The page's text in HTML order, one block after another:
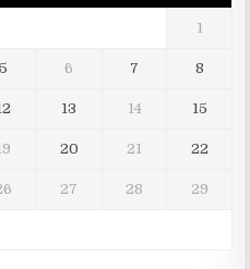
1
5 6 7 8
13 14 15
20 21 22
27 28 29